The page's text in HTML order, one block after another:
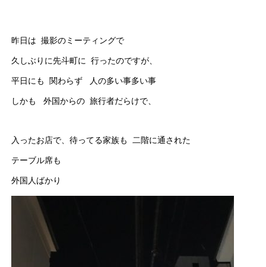
昨日は 撮影のミーティングで
久しぶりに先斗町に 行ったのですが、
平日にも 関わらず 人の多い事多い事
しかも 外国からの 旅行者だらけで、
入ったお店で、待ってる家族も 二階に通された
テーブル席も
外国人ばかり